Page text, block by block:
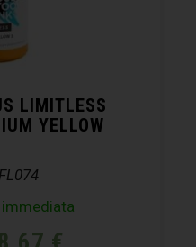
LIMITLESS
YELLOW